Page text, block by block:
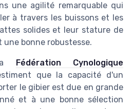
une agilité remarquable qui
à travers les buissons et les
solides et leur stature de
bonne robustesse.
Fédération Cynologique
que la capacité d'un
le gibier est due en grande
et à une bonne sélection